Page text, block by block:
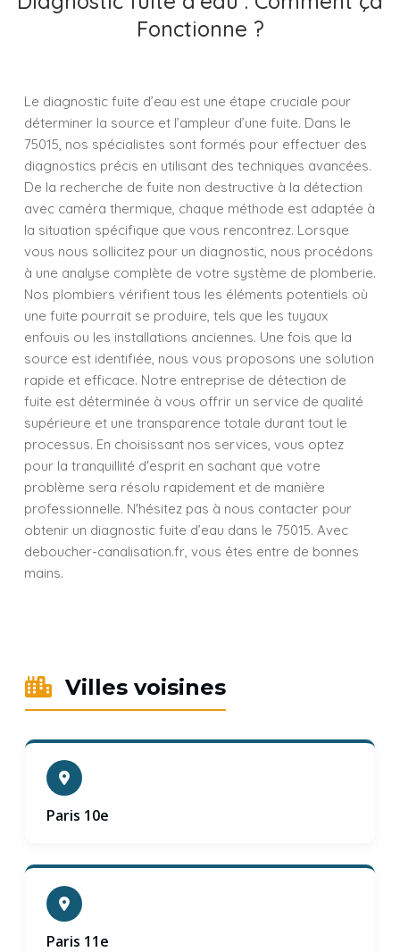
Fonctionne ?
Le diagnostic fuite d’eau est une étape cruciale pour
déterminer la source et l’ampleur d’une fuite. Dans le
75015, nos spécialistes sont formés pour effectuer des
diagnostics précis en utilisant des techniques avancées.
De la recherche de fuite non destructive à la détection
avec caméra thermique, chaque méthode est adaptée à
la situation spécifique que vous rencontrez. Lorsque
vous nous sollicitez pour un diagnostic, nous procédons
à une analyse complète de votre système de plomberie.
Nos plombiers vérifient tous les éléments potentiels où
une fuite pourrait se produire, tels que les tuyaux
enfouis ou les installations anciennes. Une fois que la
source est identifiée, nous vous proposons une solution
rapide et efficace. Notre entreprise de détection de
fuite est déterminée à vous offrir un service de qualité
supérieure et une transparence totale durant tout le
processus. En choisissant nos services, vous optez
pour la tranquillité d'esprit en sachant que votre
problème sera résolu rapidement et de manière
professionnelle. N'hésitez pas à nous contacter pour
obtenir un diagnostic fuite d’eau dans le 75015. Avec
deboucher-canalisation.fr, vous êtes entre de bonnes
mains.
Villes voisines
Paris 10e
Paris 11e